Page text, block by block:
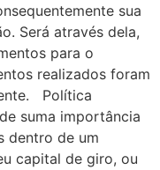
sua
Será através dela,
para o
realizados foram
Política
suma importância
dentro de um
capital de giro, ou